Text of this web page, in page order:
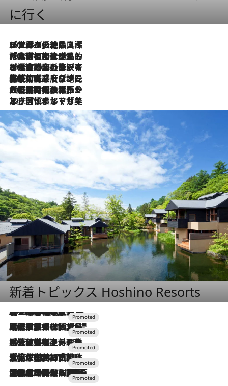
に行く
2026.8.8
リスボンの絶品スイーツ「パステル・デ・ナタ」とは？ポルトガル伝統の奥深い世界へ
2026.7.27
「私の祖国はポルトガル語です」国民的詩人フェルナンド・ペソアと、彼が愛した文学の街を歩く
2026.7.26
ポルトガル近海が育む極上の海の幸。キリリと冷えた白ワインと愉しむ、シーフード専門店の贅沢
2026.7.22
伝統の味をモダンに昇華。高感度な地元客が集う、リスボンの最旬ガストロノミー
2026.7.21
大航海時代の栄華から、震災、独裁、そして革命へ。ポルトガル・首都リスボンの石畳に刻まれた「歴史の光と影」
2026.7.13
エッセイ・ヤマザキマリ「慎ましくも美しき国 ポルトガル」
新着トピックス Hoshino Resorts
2026.8.7
【トンボの足水浴】ヒノキの香りに包まれて涼感マックス！約13℃の湧水かけ流しを避暑地「星野温泉 トンボの湯」で体験
2026.7.31
【ホテル帰省】という選択肢をOMOが提案。家族とほどよい距離を保つには「昼は実家、夜は気兼ねなくホテルで！」
2026.7.24
【夏限定ディナーコース】旬を迎える稚鮎や花ズッキーニなどをイタリア・トスカーナの郷土料理の手法で満喫！
2026.7.17
「土佐和ハーブかき氷」がOMO7高知に登場！生姜、山椒、大葉など目にも舌にも涼を呼ぶ郷土の味
2026.7.10
NEW OPEN！【界 草津】名湯の地に誕生。趣の異なる2種の温泉と上州ならではの会席・蕎麦割烹など美食を味わう究極の癒やし旅